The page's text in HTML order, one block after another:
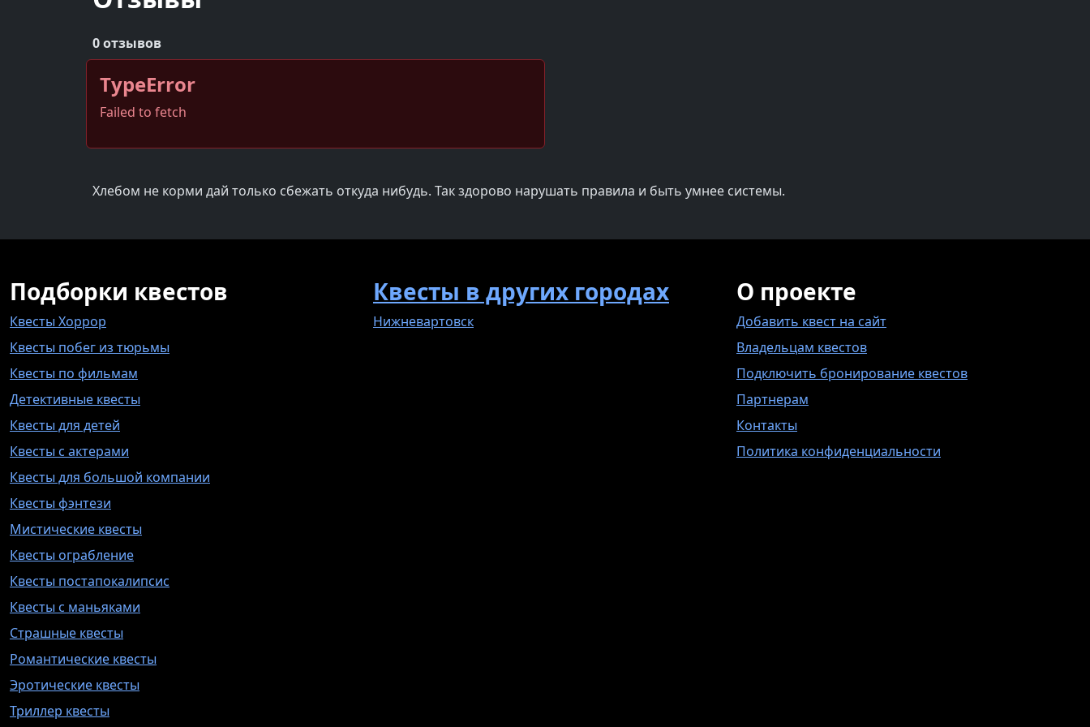
0 отзывов
TypeError
Failed to fetch
Хлебом не корми дай только сбежать откуда нибудь. Так здорово нарушать правила и быть умнее системы.
Подборки квестов
Квесты Хоррор
Квесты побег из тюрьмы
Квесты по фильмам
Детективные квесты
Квесты для детей
Квесты с актерами
Квесты для большой компании
Квесты фэнтези
Мистические квесты
Квесты ограбление
Квесты постапокалипсис
Квесты с маньяками
Страшные квесты
Романтические квесты
Эротические квесты
Триллер квесты
Квесты в других городах
Нижневартовск
О проекте
Добавить квест на сайт
Владельцам квестов
Подключить бронирование квестов
Партнерам
Контакты
Политика конфиденциальности